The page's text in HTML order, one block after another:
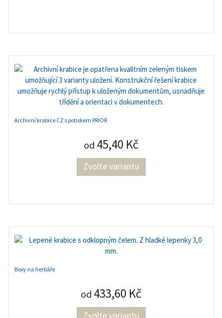
Archivní krabice CZ s potiskem PRIOR
od 45,40 Kč
Zvolte variantu
Boxy na herbáře
od 433,60 Kč
Zvolte variantu